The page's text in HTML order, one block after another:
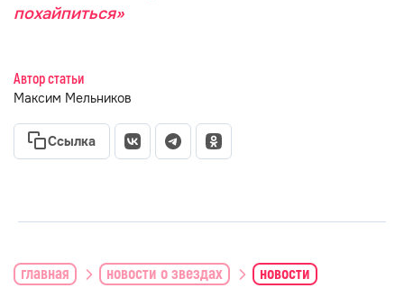
похайпиться»
Автор статьи
Максим Мельников
Ссылка
главная новости о звездах новости